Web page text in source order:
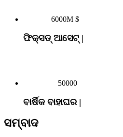
6000M $
ଫିକ୍ସଡ୍ ଆସେଟ୍ |
50000
ବାର୍ଷିକ ବାହାଘର |
ସମ୍ବାଦ